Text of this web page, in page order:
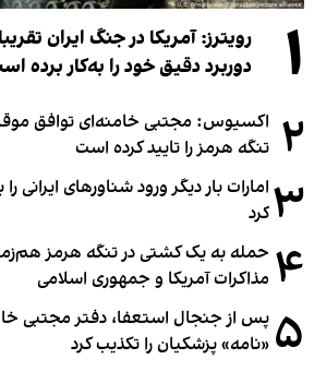
۱
رویترز: آمریکا در جنگ ایران
دوربرد دقیق خود را به‌کار برده
۲ اکسیوس: مجتبی خامنه‌ای توافق
تنگه هرمز را تایید کرده است
۳ امارات بار دیگر ورود شناورهای ایرانی
کرد
۴ حمله به یک کشتی در تنگه هرمز هم‌زمان
مذاکرات آمریکا و جمهوری اسلامی
۵ پس از جنجال استعفا، دفتر مجتبی
«نامه» پزشکیان را تکذیب کرد